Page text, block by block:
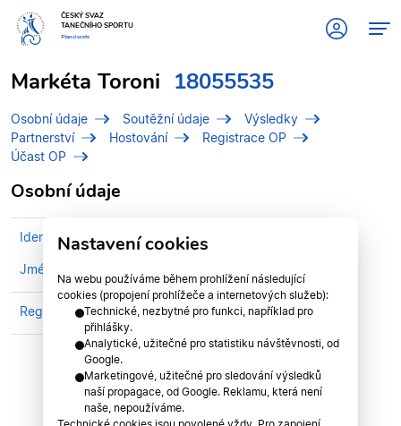
ČESKÝ SVAZ
TANEČNÍHO SPORTU
#tanciscsts
Markéta Toroni 18055535
Osobní údaje Soutěžní údaje
Výsledky
Partnerství
Hostování
Registrace OP
Účast OP
Osobní údaje
Identifikační číslo (IDT)
Jméno
Registrován v divizi Olomoucká divize
Nastavení cookies
Na webu používáme během prohlížení následující
cookies (propojení prohlížeče a internetových služeb):
Technické, nezbytné pro funkci, například pro
přihlášky.
Analytické, užitečné pro statistiku návštěvnosti, od
Google.
Marketingové, užitečné pro sledování výsledků
naší propagace, od Google. Reklamu, která není
naše, nepoužíváme.
Technické cookies jsou povolené vždy. Pro zapojení